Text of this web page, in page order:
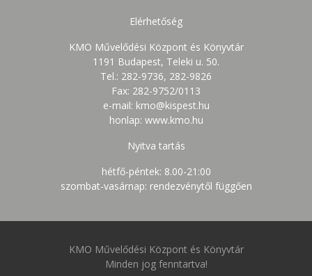
Elérhetőség
KMO Művelődési Központ és Könyvtár
1191 Budapest, Teleki u. 50.
Tel.: 282-9736, 282-9826
Fax: 282-9752/0113
e-mail: kmo@kispest.hu
honlap: www.kmo.hu
Nyitva tartás
hétfő-péntek: 8.00-21:00
szombat-vasárnap: rendezvénytől függően
KMO Művelődési Központ és Könyvtár
Minden jog fenntartva!